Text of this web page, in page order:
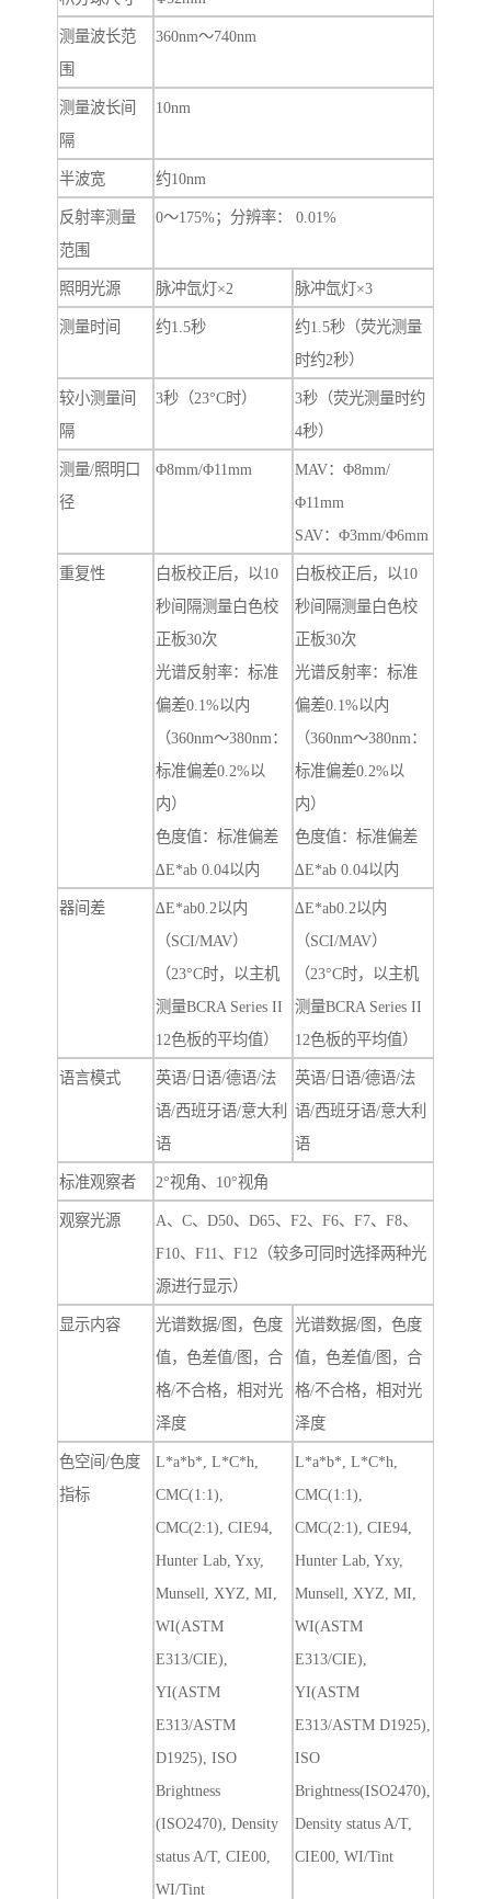
测量波长范
围
360nm～740nm
测量波长间
隔
10nm
半波宽 约10nm
反射率测量
范围
0～175%；分辨率： 0.01%
照明光源 脉冲氙灯×2 脉冲氙灯×3
测量时间 约1.5秒
约1.5秒（荧光测量
时约2秒）
较小测量间
隔
3秒（23°C时）
3秒（荧光测量时约
4秒）
测量/照明口
径
Φ8mm/Φ11mm
MAV：Φ8mm/
Φ11mm
SAV：Φ3mm/Φ6mm
重复性
白板校正后，以10
秒间隔测量白色校
正板30次
光谱反射率：标准
偏差0.1%以内
（360nm～380nm：
标准偏差0.2%以
内）
色度值：标准偏差
∆E*ab 0.04以内
白板校正后，以10
秒间隔测量白色校
正板30次
光谱反射率：标准
偏差0.1%以内
（360nm～380nm：
标准偏差0.2%以
内）
色度值：标准偏差
∆E*ab 0.04以内
器间差
∆E*ab0.2以内
（SCI/MAV）
（23°C时，以主机
测量BCRA Series II
12色板的平均值）
∆E*ab0.2以内
（SCI/MAV）
（23°C时，以主机
测量BCRA Series II
12色板的平均值）
语言模式
英语/日语/德语/法
语/西班牙语/意大利
语
英语/日语/德语/法
语/西班牙语/意大利
语
标准观察者 2°视角、10°视角
观察光源
A、C、D50、D65、F2、F6、F7、F8、
F10、F11、F12（较多可同时选择两种光
源进行显示）
显示内容
光谱数据/图，色度
值，色差值/图，合
格/不合格，相对光
泽度
光谱数据/图，色度
值，色差值/图，合
格/不合格，相对光
泽度
色空间/色度
指标
L*a*b*, L*C*h,
CMC(1:1),
CMC(2:1), CIE94,
Hunter Lab, Yxy,
Munsell, XYZ, MI,
WI(ASTM
E313/CIE),
YI(ASTM
E313/ASTM
D1925), ISO
Brightness
(ISO2470), Density
status A/T, CIE00,
WI/Tint
L*a*b*, L*C*h,
CMC(1:1),
CMC(2:1), CIE94,
Hunter Lab, Yxy,
Munsell, XYZ, MI,
WI(ASTM
E313/CIE),
YI(ASTM
E313/ASTM D1925),
ISO
Brightness(ISO2470),
Density status A/T,
CIE00, WI/Tint